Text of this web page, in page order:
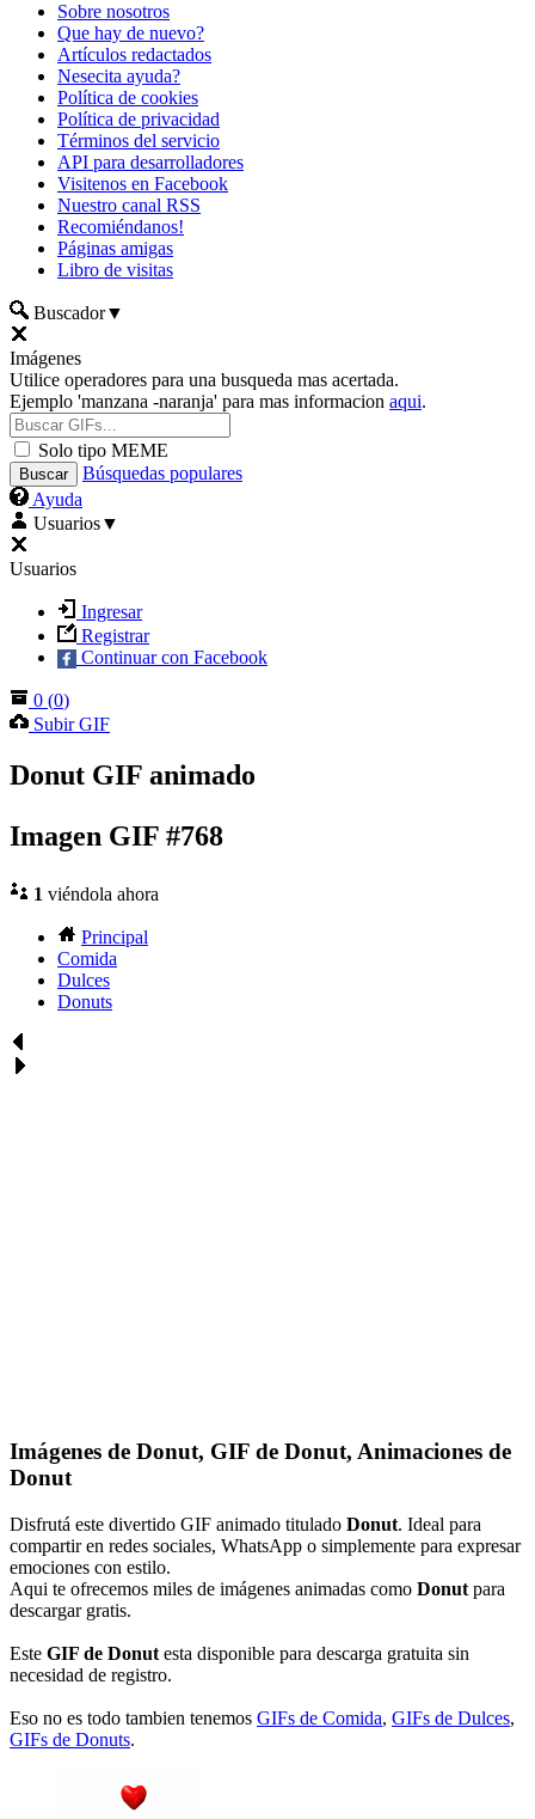
Sobre nosotros
Que hay de nuevo?
Artículos redactados
Nesecita ayuda?
Política de cookies
Política de privacidad
Términos del servicio
API para desarrolladores
Visitenos en Facebook
Nuestro canal RSS
Recomiéndanos!
Páginas amigas
Libro de visitas
Buscador▼
Imágenes
Utilice operadores para una busqueda mas acertada.
Ejemplo 'manzana -naranja' para mas informacion aqui.
Solo tipo MEME
Búsquedas populares
Ayuda
Usuarios▼
Usuarios
Ingresar
Registrar
Continuar con Facebook
0 (0)
Subir GIF
Donut GIF animado
Imagen GIF #768
1 viéndola ahora
Principal
Comida
Dulces
Donuts
Imágenes de Donut, GIF de Donut, Animaciones de
Donut
Disfrutá este divertido GIF animado titulado Donut. Ideal para
compartir en redes sociales, WhatsApp o simplemente para expresar
emociones con estilo.
Aqui te ofrecemos miles de imágenes animadas como Donut para
descargar gratis.
Este GIF de Donut esta disponible para descarga gratuita sin
necesidad de registro.
Eso no es todo tambien tenemos GIFs de Comida, GIFs de Dulces,
GIFs de Donuts.